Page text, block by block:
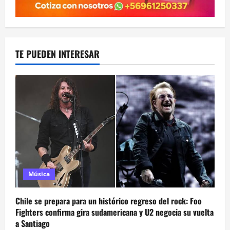
TE PUEDEN INTERESAR
Música
Chile se prepara para un histórico regreso del rock: Foo
Fighters confirma gira sudamericana y U2 negocia su vuelta
a Santiago